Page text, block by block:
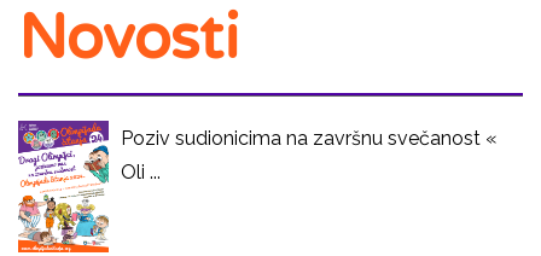
Novosti
Poziv sudionicima na završnu svečanost «
Oli ...